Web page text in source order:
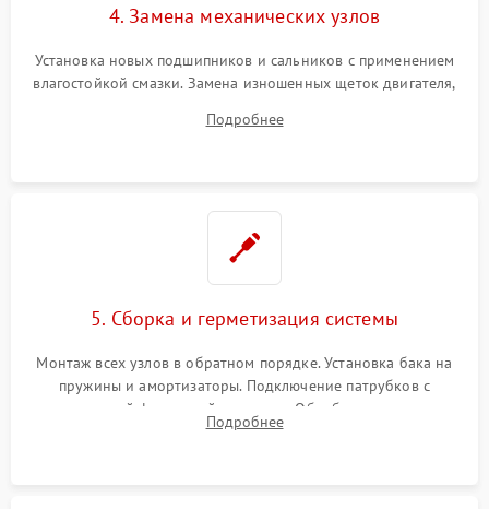
4. Замена механических узлов
Установка новых подшипников и сальников с применением
влагостойкой смазки. Замена изношенных щеток двигателя,
или поврежденной резиновой манжеты.
Подробнее
5. Сборка и герметизация системы
Монтаж всех узлов в обратном порядке. Установка бака на
пружины и амортизаторы. Подключение патрубков с
надежной фиксацией хомутами. Обработка стыков
герметиком для предотвращения возможных протечек воды.
Подробнее